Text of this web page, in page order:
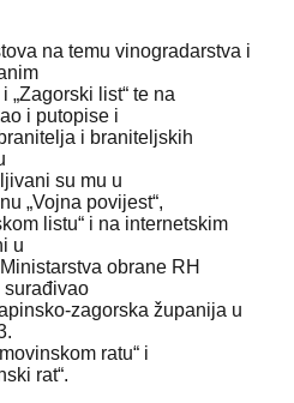
na temu vinogradarstva i
„Zagorski list“ te na
i putopise i
i braniteljskih
su mu u
„Vojna povijest“,
listu“ i na internetskim
u
obrane RH
surađivao
zagorska županija u
ratu“ i
rat“.